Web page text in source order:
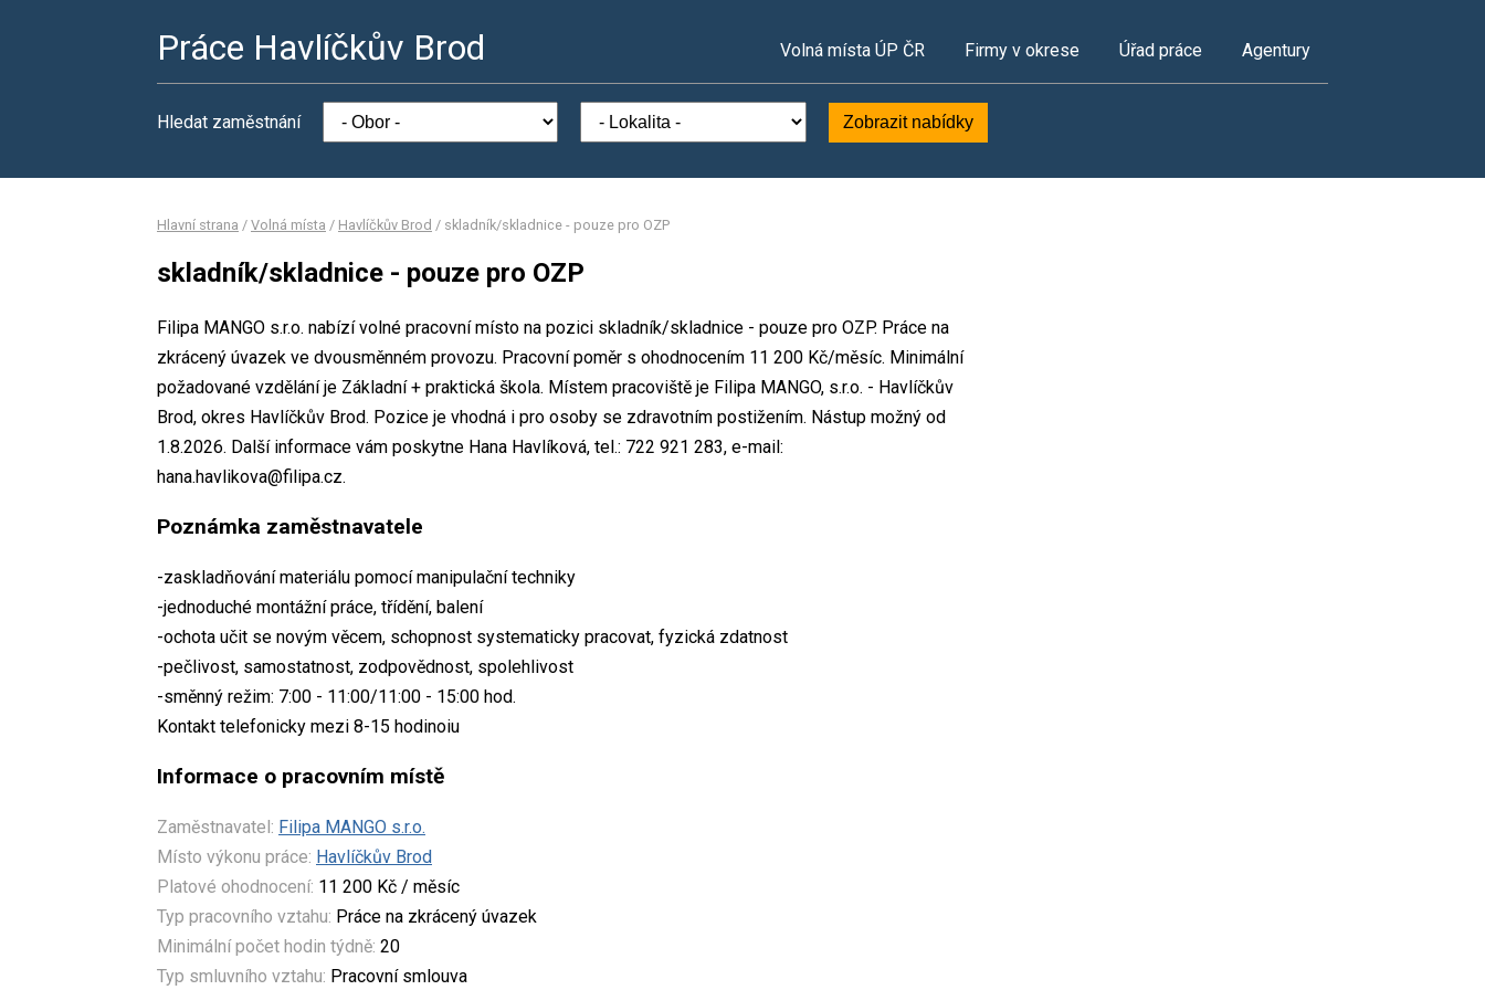
Práce Havlíčkův Brod Volná místa ÚP ČR Firmy v okrese Úřad práce Agentury
Hledat zaměstnání Zobrazit nabídky
Hlavní strana / Volná místa / Havlíčkův Brod / skladník/skladnice - pouze pro OZP
skladník/skladnice - pouze pro OZP
Filipa MANGO s.r.o. nabízí volné pracovní místo na pozici skladník/skladnice - pouze pro OZP. Práce na
zkrácený úvazek ve dvousměnném provozu. Pracovní poměr s ohodnocením 11 200 Kč/měsíc. Minimální
požadované vzdělání je Základní + praktická škola. Místem pracoviště je Filipa MANGO, s.r.o. - Havlíčkův
Brod, okres Havlíčkův Brod. Pozice je vhodná i pro osoby se zdravotním postižením. Nástup možný od
1.8.2026. Další informace vám poskytne Hana Havlíková, tel.: 722 921 283, e-mail:
hana.havlikova@filipa.cz.
Poznámka zaměstnavatele
-zaskladňování materiálu pomocí manipulační techniky
-jednoduché montážní práce, třídění, balení
-ochota učit se novým věcem, schopnost systematicky pracovat, fyzická zdatnost
-pečlivost, samostatnost, zodpovědnost, spolehlivost
-směnný režim: 7:00 - 11:00/11:00 - 15:00 hod.
Kontakt telefonicky mezi 8-15 hodinoiu
Informace o pracovním místě
Zaměstnavatel: Filipa MANGO s.r.o.
Místo výkonu práce: Havlíčkův Brod
Platové ohodnocení: 11 200 Kč / měsíc
Typ pracovního vztahu: Práce na zkrácený úvazek
Minimální počet hodin týdně: 20
Typ smluvního vztahu: Pracovní smlouva